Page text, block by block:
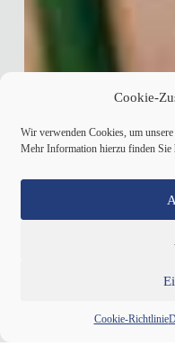
Cookie-
Wir verwenden Cookies, um
Mehr Information hierzu finden Sie
Cookie-Richtlinie